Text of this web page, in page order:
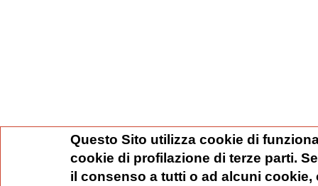
Questo Sito utilizza cookie di
cookie di profilazione di terze parti.
il consenso a tutti o ad alcuni